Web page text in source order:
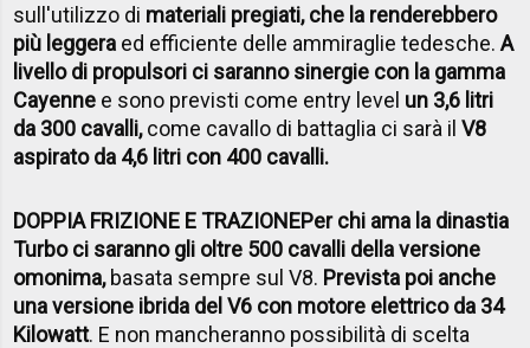
sull'utilizzo di materiali pregiati, che la renderebbero
più leggera ed efficiente delle ammiraglie tedesche.A
livello di propulsori ci saranno sinergie con la gamma
Cayenne e sono previsti come entry level un 3,6 litri
da 300 cavalli,come cavallo di battaglia ci sarà ilV8
aspirato da 4,6 litri con 400 cavalli.
DOPPIA FRIZIONE E TRAZIONEPer chi ama la dinastia
Turbo ci saranno gli oltre 500 cavalli della versione
omonima,basata sempre sul V8. Prevista poi anche
una versione ibrida del V6 con motore elettrico da 34
Kilowatt. E non mancheranno possibilità di scelta